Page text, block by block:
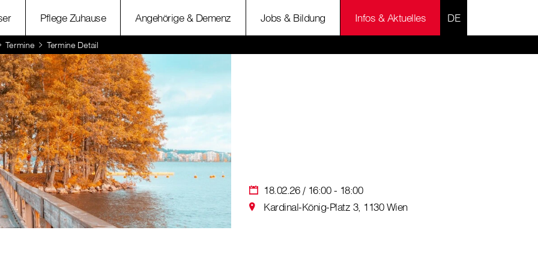
Pflege Zuhause Angehörige & Demenz Jobs & Bildung Infos & Aktuelles SPRACHE
Termine Termine Detail
18.02.26 / 16:00 - 18:00
Kardinal-König-Platz 3, 1130 Wien